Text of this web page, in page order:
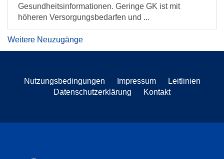
Gesundheitsinformationen. Geringe GK ist mit
höheren Versorgungsbedarfen und ...
Weitere Neuzugänge
Nutzungsbedingungen Impressum
Leitlinien
Datenschutzerklärung
Kontakt